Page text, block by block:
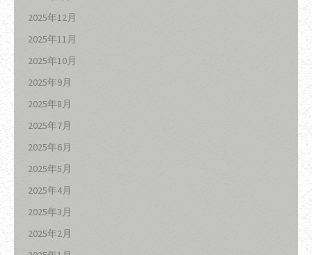
2025年12月
2025年11月
2025年10月
2025年9月
2025年8月
2025年7月
2025年6月
2025年5月
2025年4月
2025年3月
2025年2月